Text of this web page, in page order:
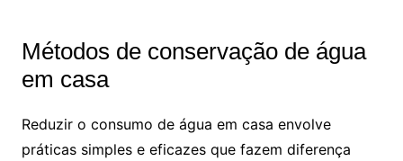
Métodos de conservação de água
em casa
Reduzir o consumo de água em casa envolve
práticas simples e eficazes que fazem diferença